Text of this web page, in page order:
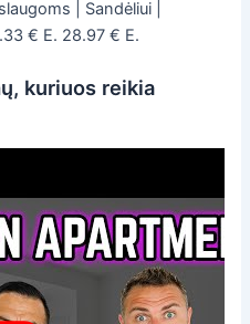
| Sandėliui |
€ E. 28.97 € E.
kuriuos reikia